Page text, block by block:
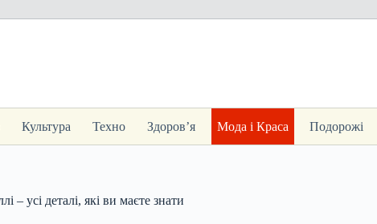
Культура Техно Здоров’я Мода і Краса Подорожі
усі деталі, які ви маєте знати